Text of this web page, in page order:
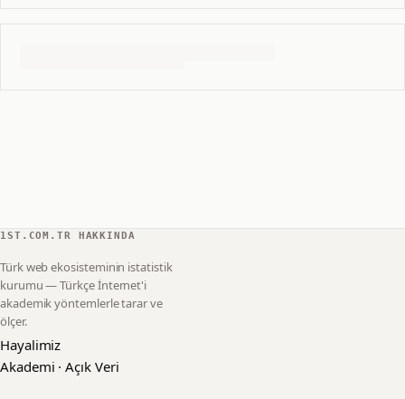
1ST.COM.TR HAKKINDA
Türk web ekosisteminin istatistik
kurumu — Türkçe İnternet'i
akademik yöntemlerle tarar ve
ölçer.
Hayalimiz
Akademi · Açık Veri